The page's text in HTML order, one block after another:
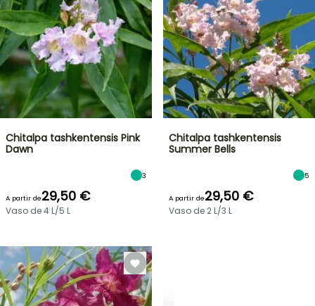
Chitalpa tashkentensis Pink
Dawn
3
A partir de29,50 €
Vaso de 4 L/5 L
Chitalpa tashkentensis
Summer Bells
5
A partir de29,50 €
Vaso de 2 L/3 L